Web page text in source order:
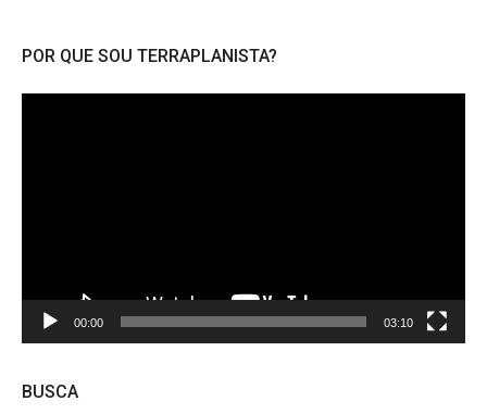
POR QUE SOU TERRAPLANISTA?
00:00 03:10
BUSCA